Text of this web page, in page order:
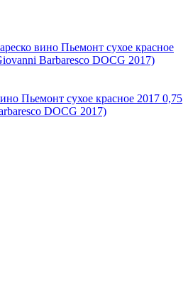
Пьемонт сухое красное 2017 0,75
DOCG 2017)